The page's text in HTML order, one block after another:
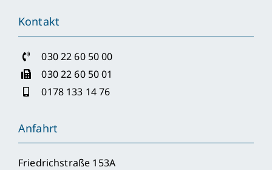
Kontakt
030 22 60 50 00
030 22 60 50 01
0178 133 14 76
Anfahrt
Friedrichstraße 153A